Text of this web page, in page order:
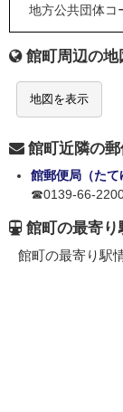
地方公共団体コ
館町周辺の地
地図を表示
館町近隣の
館郵便局（たて
☎0139-66-
館町の最寄り
館町の最寄り駅